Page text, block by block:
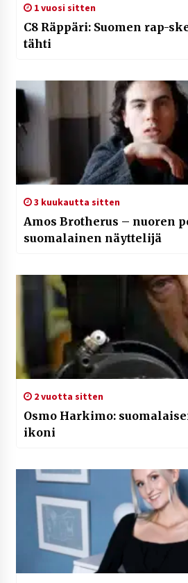
1 vuosi sitten
C8 Räppäri: Suomen rap-
tähti
3 kuukautta sitten
Amos Brotherus – nuoren
suomalainen näyttelijä
2 vuotta sitten
Osmo Harkimo:
ikoni